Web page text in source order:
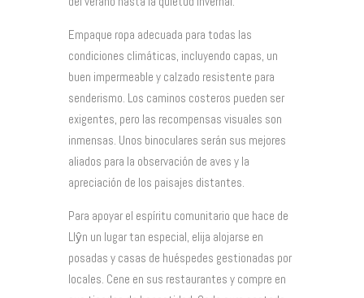
Empaque ropa adecuada para todas las
condiciones climáticas, incluyendo capas, un
buen impermeable y calzado resistente para
senderismo. Los caminos costeros pueden ser
exigentes, pero las recompensas visuales son
inmensas. Unos binoculares serán sus mejores
aliados para la observación de aves y la
apreciación de los paisajes distantes.
Para apoyar el espíritu comunitario que hace de
Llŷn un lugar tan especial, elija alojarse en
posadas y casas de huéspedes gestionadas por
locales. Cene en sus restaurantes y compre en